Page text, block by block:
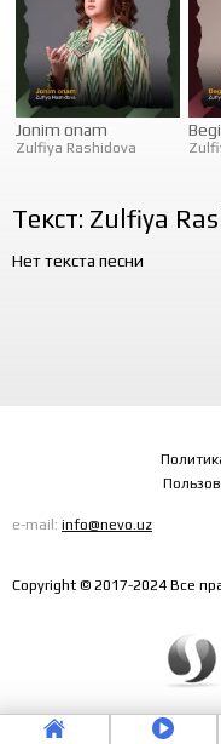
Jonim onam
Zulfiya Rashidova
Текст: Zulfiya
Нет текста песни
e-mail: info@nevo.uz
Copyright © 2017-2024 Все